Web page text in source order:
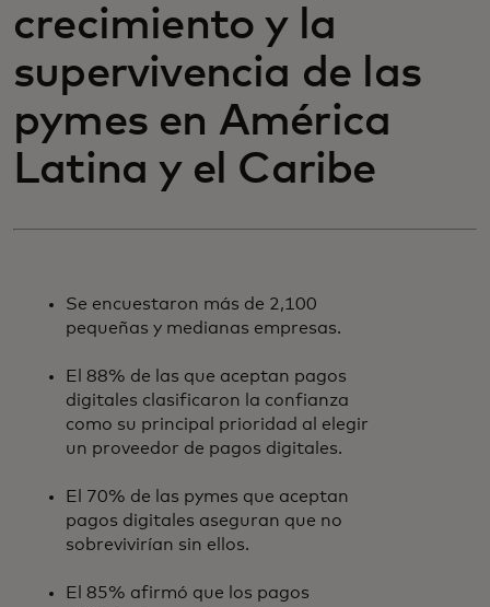
Notícias e tendências
crecimiento y la
supervivencia de las
pymes en América
Latina y el Caribe
Se encuestaron más de 2,100
pequeñas y medianas empresas.
El 88% de las que aceptan pagos
digitales clasificaron la confianza
como su principal prioridad al elegir
un proveedor de pagos digitales.
El 70% de las pymes que aceptan
pagos digitales aseguran que no
sobrevivirían sin ellos.
El 85% afirmó que los pagos